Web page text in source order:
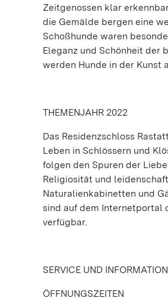
Zeitgenossen klar
die Gemälde bergen eine
Schoßhunde waren
Eleganz und Schönheit der
werden Hunde in der Kunst
THEMENJAHR 2022
Das Residenzschloss
Leben in Schlössern und
folgen den Spuren der
Religiosität und
Naturalienkabinetten und
sind auf dem Internetportal
verfügbar.
SERVICE UND INFORMATION
ÖFFNUNGSZEITEN